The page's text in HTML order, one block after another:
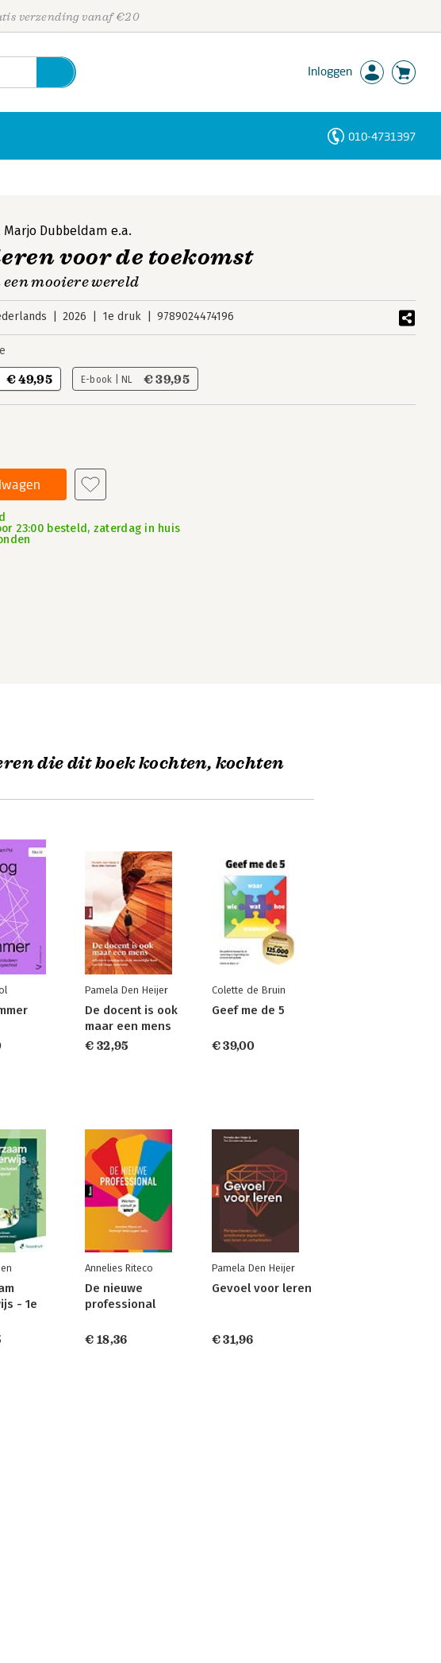
verzending vanaf €20
Inloggen
010-4731397
Marjo Dubbeldam e.a.
voor de toekomst
mooiere wereld
2026 1e druk 9789024474196
€ 49,95 E-book | NL € 39,95
23:00 besteld, zaterdag in huis
die dit boek kochten, kochten
Pamela Den Heijer
De docent is ook
maar een mens
€ 32,95
Colette de Bruin
Geef me de 5
€ 39,00
- 1e
Annelies Riteco
De nieuwe
professional
€ 18,36
Pamela Den Heijer
Gevoel voor leren
€ 31,96
Personen